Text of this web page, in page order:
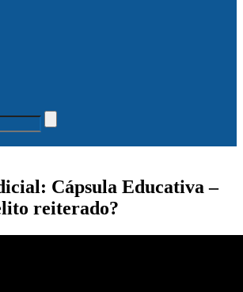
Cápsula Educativa –
reiterado?